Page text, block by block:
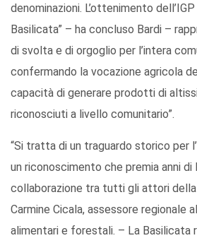
denominazioni. L’ottenimento
Basilicata” – ha concluso Bardi –
di svolta e di orgoglio per l’intera
confermando la vocazione agricola
capacità di generare prodotti di
riconosciuti a livello comunitario”.
“Si tratta di un traguardo storico per
un riconoscimento che premia anni di
collaborazione tra tutti gli attori
Carmine Cicala, assessore regionale
alimentari e forestali. – La Basilicata